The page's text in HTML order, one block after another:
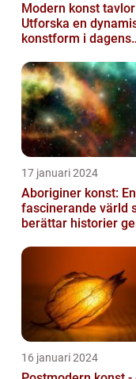
Modern konst
Utforska en
konstform i dagens
17 januari 2024
Aboriginer konst: En
fascinerande värld
berättar historier
16 januari 2024